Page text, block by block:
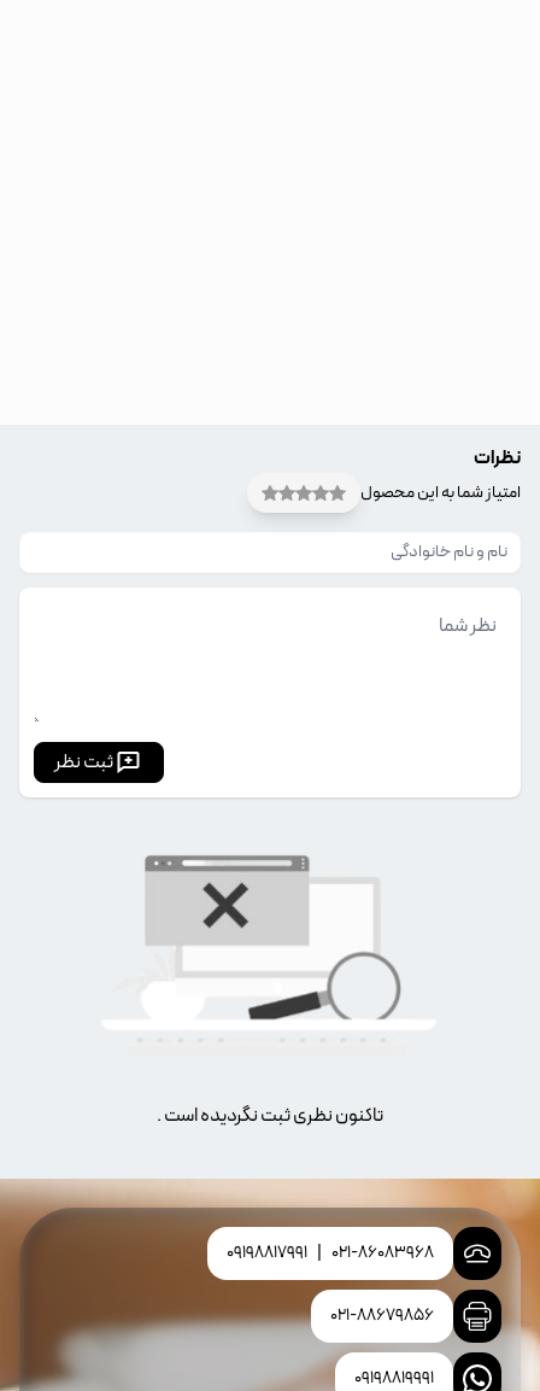
نظرات
امتیاز شما به این محصول
ثبت نظر
تاکنون نظری ثبت نگردیده است .
021-86083968
09198817991
021-88679856
09198819991